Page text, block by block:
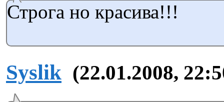
Строга но красива!!!
Syslik (22.01.2008,